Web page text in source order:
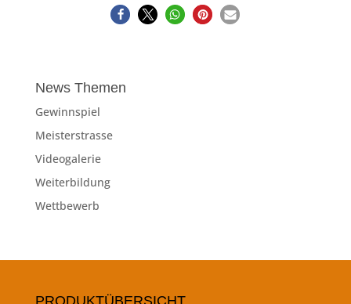
News Themen
Gewinnspiel
Meisterstrasse
Videogalerie
Weiterbildung
Wettbewerb
PRODUKTÜBERSICHT